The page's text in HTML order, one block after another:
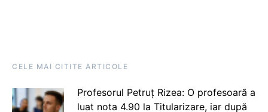
CELE MAI CITITE ARTICOLE
Profesorul Petruț Rizea: O profesoară a
luat nota 4.90 la Titularizare, iar după